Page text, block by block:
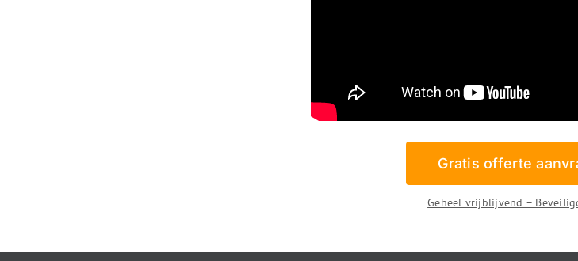
Gratis offerte
Geheel vrijblijvend –